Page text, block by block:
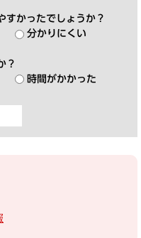
すかったでしょうか？
分かりにくい
？
時間がかかった